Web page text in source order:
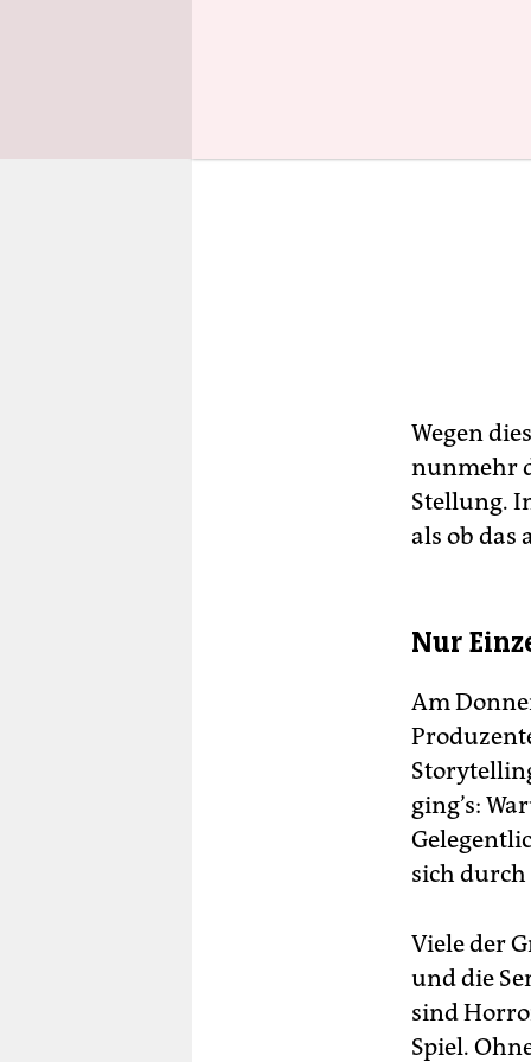
Wegen
nunmehr
Stellung.
als ob das
Nur
Am
ging’s:
sich
Viele der
und die
sind
Spiel.